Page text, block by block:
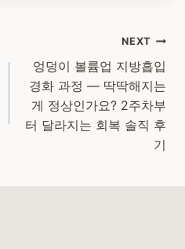
NEXT
엉덩이 볼륨업 지방흡입
경화 과정 — 딱딱해지는
게 정상인가요? 2주차부
터 달라지는 회복 솔직 후
기